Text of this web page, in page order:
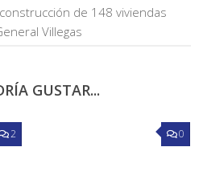
de 148 viviendas
Villegas
GUSTAR...
2 0